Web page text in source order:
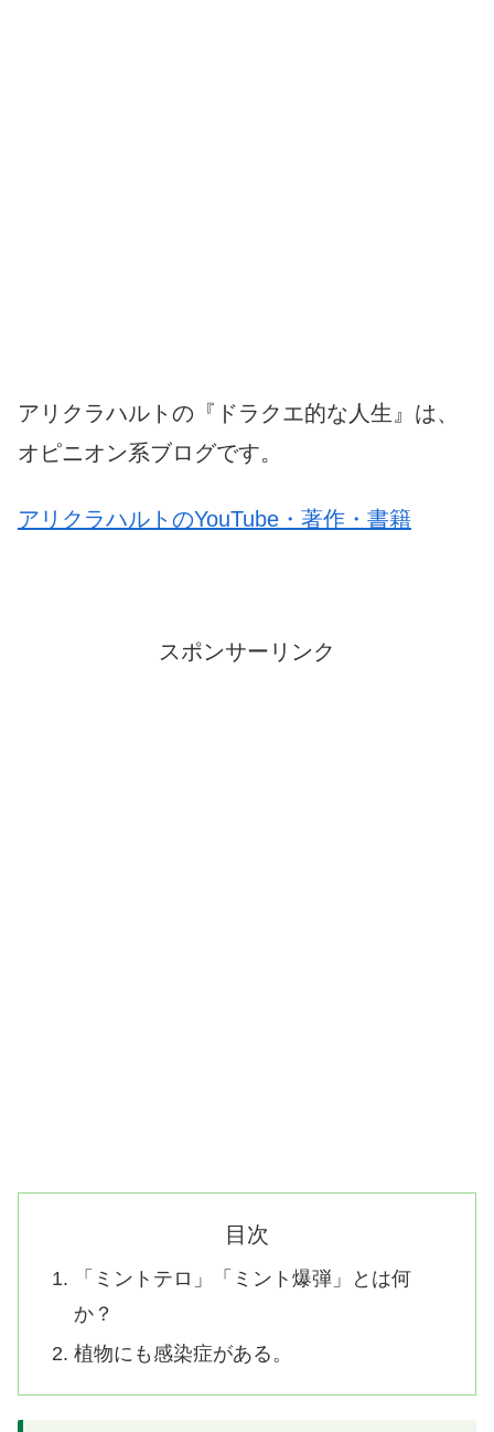
アリクラハルトの『ドラクエ的な人生』は、
オピニオン系ブログです。
アリクラハルトのYouTube・著作・書籍
スポンサーリンク
目次
「ミントテロ」「ミント爆弾」とは何
か？
植物にも感染症がある。